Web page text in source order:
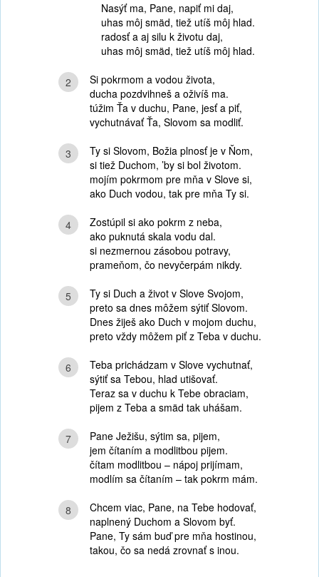
Nasýť ma, Pane, napiť mi daj,
uhas môj smäd, tiež utíš môj hlad.
radosť a aj silu k životu daj,
uhas môj smäd, tiež utíš môj hlad.
2
Si pokrmom a vodou života,
ducha pozdvihneš a oživíš ma.
túžim Ťa v duchu, Pane, jesť a piť,
vychutnávať Ťa, Slovom sa modliť.
3
Ty si Slovom, Božia plnosť je v Ňom,
si tiež Duchom, ’by si bol životom.
mojím pokrmom pre mňa v Slove si,
ako Duch vodou, tak pre mňa Ty si.
4
Zostúpil si ako pokrm z neba,
ako puknutá skala vodu dal.
si nezmernou zásobou potravy,
prameňom, čo nevyčerpám nikdy.
5
Ty si Duch a život v Slove Svojom,
preto sa dnes môžem sýtiť Slovom.
Dnes žiješ ako Duch v mojom duchu,
preto vždy môžem piť z Teba v duchu.
6
Teba prichádzam v Slove vychutnať,
sýtiť sa Tebou, hlad utišovať.
Teraz sa v duchu k Tebe obraciam,
pijem z Teba a smäd tak uhášam.
7
Pane Ježišu, sýtim sa, pijem,
jem čítaním a modlitbou pijem.
čítam modlitbou – nápoj prijímam,
modlím sa čítaním – tak pokrm mám.
8
Chcem viac, Pane, na Tebe hodovať,
naplnený Duchom a Slovom byť.
Pane, Ty sám buď pre mňa hostinou,
takou, čo sa nedá zrovnať s inou.